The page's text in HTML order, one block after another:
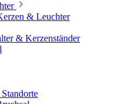
& Leuchter
& Kerzenständer